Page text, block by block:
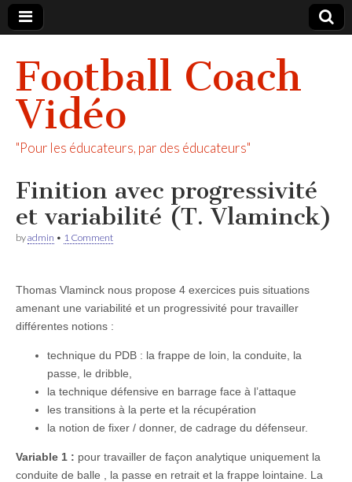
Football Coach
Vidéo
"Pour les éducateurs, par des éducateurs"
Finition avec progressivité
et variabilité (T. Vlaminck)
byadmin • 1 Comment
Thomas Vlaminck nous propose 4 exercices puis situations
amenant une variabilité et un progressivité pour travailler
différentes notions :
technique du PDB : la frappe de loin, la conduite, la
passe, le dribble,
la technique défensive en barrage face à l’attaque
les transitions à la perte et la récupération
la notion de fixer / donner, de cadrage du défenseur.
Variable 1 : pour travailler de façon analytique uniquement la
conduite de balle , la passe en retrait et la frappe lointaine. La